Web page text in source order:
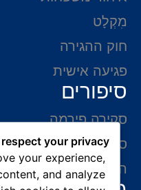
מִקְלָט
חוק ההגירה
פגיעה אישית
סיפורים
סקירה פירמה
סיפורי הצלחה
המלצות של לקוחות
respect your privacy
your experience,
and analyze